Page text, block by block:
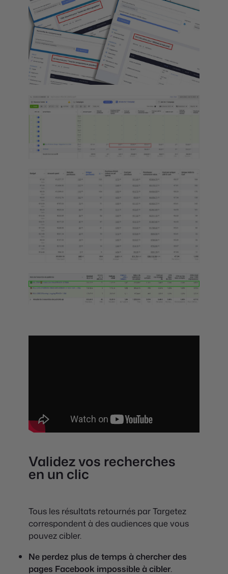
Validez vos recherches
en un clic
Tous les résultats retournés par Targetez
correspondent à des audiences que vous
pouvez cibler.
Ne perdez plus de temps à chercher des
pages Facebook impossible à cibler.